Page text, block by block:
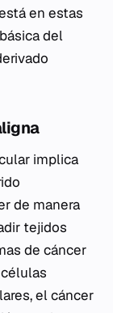
en estas
del
implica
de manera
tejidos
de cáncer
el cáncer